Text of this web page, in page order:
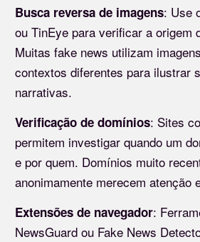
Busca reversa de imagens: Use
ou TinEye para verificar a origem
Muitas fake news utilizam
contextos diferentes para ilustrar
narrativas.
Verificação de domínios: Sites
permitem investigar quando um
e por quem. Domínios muito
anonimamente merecem atenção
Extensões de navegador:
NewsGuard ou Fake News